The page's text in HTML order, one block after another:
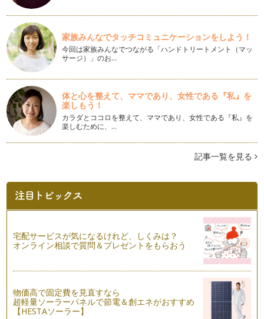
簡単！ポーセラーツとラ・メルヘンコードで作るブレスレット
運動会に文化祭、ハローウィンなどお子さんの行事が多いこの
季節。 ファッションもスポ…
簡単！ポーセラーツのバッグチャームを作ろう！
夏のＴシャツと短パンから秋の装いに衣替えするこの時期。
バッグや小物なども少し変化…
敬老の日に贈りたい！ポーセラーツのマグカップ！
夏が終わり、暑さも和らいできました。 9月のイベントといえ
ば「敬老の日」。 …
子育てママも一人時間を楽しもう！ポーセラーツのデザートプ
やっと夏休みが終わりましたね。 夏休みというとあちらこち
ポーセラーツで風鈴を作ってみよう！
毎日暑い日が続いています。 この夏の暑さを避けて旅行へ出
夏休みは親子でポーセラーツを楽しもう！
もうすぐ夏休みです。 ママたちにとっては大変なことも多く
ポーセラーツで蚊取り線香ホルダーを作ろう！
まだまだ雨の日が多いですね。 早く夏になればいいのになと
思うところですが、猛暑が予…
家族みんなでタッチコミュニケーションをしよう！
今回は家族みんなでつながる「ハンドトリートメント（マッ
サージ）」のお…
体と心を整えて、ママであり、女性である『私』を
楽しもう！
カラダとココロを整えて、ママであり、女性である『私』を
楽しむために、…
記事一覧を見る
宅配サービスが気になるけれど、しくみは？
オンライン相談で質問＆プレゼントをもらおう
物価高で固定費を見直すなら
超軽量ソーラーパネルで節電＆創エネがおすすめ
【HESTAソーラー】